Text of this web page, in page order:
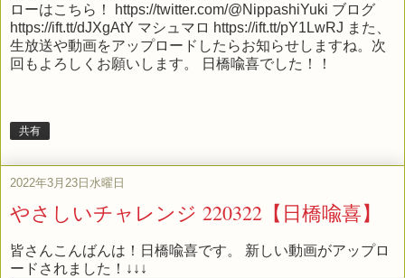
ローはこちら！ https://twitter.com/@NippashiYuki ブログ
https://ift.tt/dJXgAtY マシュマロ https://ift.tt/pY1LwRJ また、
生放送や動画をアップロードしたらお知らせしますね。次
回もよろしくお願いします。 日橋喩喜でした！！
共有
2022年3月23日水曜日
やさしいチャレンジ 220322【日橋喩喜】
皆さんこんばんは！日橋喩喜です。 新しい動画がアップロ
ードされました！↓↓↓